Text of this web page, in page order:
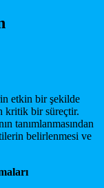
etkin bir şekilde
kritik bir süreçtir.
tanımlanmasından
belirlenmesi ve